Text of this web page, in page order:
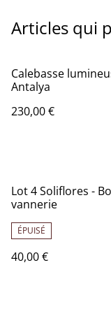
Articles qui
Calebasse
Antalya
230,00 €
Lot 4 Soliflores -
vannerie
ÉPUISÉ
40,00 €